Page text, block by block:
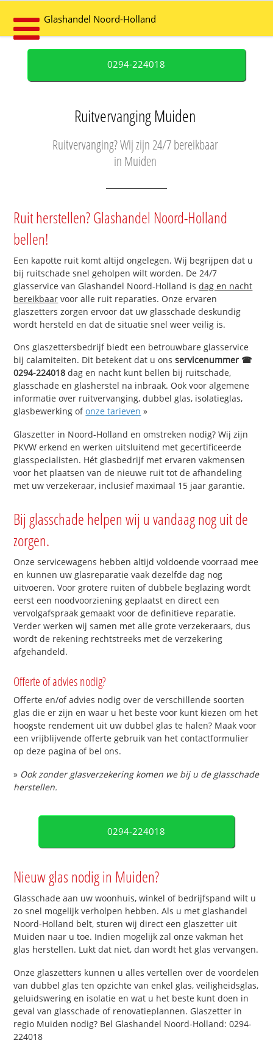
Glashandel Noord-Holland
0294-224018
Ruitvervanging Muiden
Ruitvervanging? Wij zijn 24/7 bereikbaar
in Muiden
Ruit herstellen? Glashandel Noord-Holland
bellen!
Een kapotte ruit komt altijd ongelegen. Wij begrijpen dat u
bij ruitschade snel geholpen wilt worden. De 24/7
glasservice van Glashandel Noord-Holland isdag en nacht
bereikbaar voor alle ruit reparaties. Onze ervaren
glaszetters zorgen ervoor dat uw glasschade deskundig
wordt hersteld en dat de situatie snel weer veilig is.
Ons glaszettersbedrijf biedt een betrouwbare glasservice
bij calamiteiten. Dit betekent dat u onsservicenummer ☎
0294-224018 dag en nacht kunt bellen bij ruitschade,
glasschade en glasherstel na inbraak. Ook voor algemene
informatie over ruitvervanging, dubbel glas, isolatieglas,
glasbewerking ofonze tarieven »
Glaszetter in Noord-Holland en omstreken nodig? Wij zijn
PKVW erkend en werken uitsluitend met gecertificeerde
glasspecialisten. Hét glasbedrijf met ervaren vakmensen
voor het plaatsen van de nieuwe ruit tot de afhandeling
met uw verzekeraar, inclusief maximaal 15 jaar garantie.
Bij glasschade helpen wij u vandaag nog uit de
zorgen.
Onze servicewagens hebben altijd voldoende voorraad mee
en kunnen uw glasreparatie vaak dezelfde dag nog
uitvoeren. Voor grotere ruiten of dubbele beglazing wordt
eerst een noodvoorziening geplaatst en direct een
vervolgafspraak gemaakt voor de definitieve reparatie.
Verder werken wij samen met alle grote verzekeraars, dus
wordt de rekening rechtstreeks met de verzekering
afgehandeld.
Offerte of advies nodig?
Offerte en/of advies nodig over de verschillende soorten
glas die er zijn en waar u het beste voor kunt kiezen om het
hoogste rendement uit uw dubbel glas te halen? Maak voor
een vrijblijvende offerte gebruik van het contactformulier
op deze pagina of bel ons.
» Ook zonder glasverzekering komen we bij u de glasschade
herstellen.
0294-224018
Nieuw glas nodig in Muiden?
Glasschade aan uw woonhuis, winkel of bedrijfspand wilt u
zo snel mogelijk verholpen hebben. Als u met glashandel
Noord-Holland belt, sturen wij direct een glaszetter uit
Muiden naar u toe. Indien mogelijk zal onze vakman het
glas herstellen. Lukt dat niet, dan wordt het glas vervangen.
Onze glaszetters kunnen u alles vertellen over de voordelen
van dubbel glas ten opzichte van enkel glas, veiligheidsglas,
geluidswering en isolatie en wat u het beste kunt doen in
geval van glasschade of renovatieplannen. Glaszetter in
regio Muiden nodig? Bel Glashandel Noord-Holland: 0294-
224018